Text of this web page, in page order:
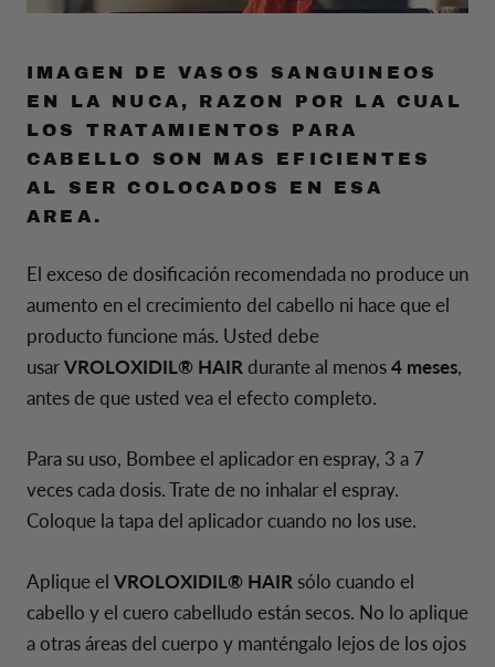
IMAGEN DE VASOS SANGUINEOS
EN LA NUCA, RAZON POR LA CUAL
LOS TRATAMIENTOS PARA
CABELLO SON MAS EFICIENTES
AL SER COLOCADOS EN ESA
AREA.
El exceso de dosificación recomendada no produce un
aumento en el crecimiento del cabello ni hace que el
producto funcione más. Usted debe
usarVROLOXIDIL® HAIR durante al menos4 meses,
antes de que usted vea el efecto completo.
Para su uso, Bombee el aplicador en espray, 3 a 7
veces cada dosis. Trate de no inhalar el espray.
Coloque la tapa del aplicador cuando no los use.
Aplique el VROLOXIDIL® HAIR sólo cuando el
cabello y el cuero cabelludo están secos. No lo aplique
a otras áreas del cuerpo y manténgalo lejos de los ojos